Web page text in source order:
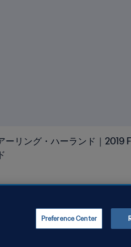
ーリング・ハーランド｜2019
Preference Center